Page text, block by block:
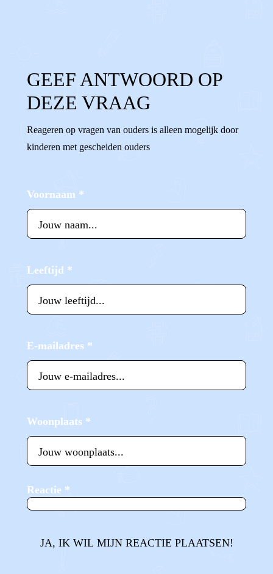
GEEF ANTWOORD OP
DEZE VRAAG
Reageren op vragen van ouders is alleen mogelijk door
kinderen met gescheiden ouders
Voornaam *
Leeftijd *
E-mailadres *
Woonplaats *
Reactie *
JA, IK WIL MIJN REACTIE PLAATSEN!